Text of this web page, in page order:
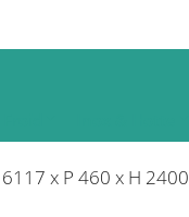
x P 460 x H